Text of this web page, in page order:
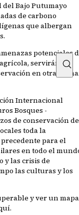
Bajo Putumayo
de carbono
que albergan
potenciales
servirán de
en otras
Internacional
Bosques -
de conservación de
toda la
para el
en todo el
y las crisis de
las culturas y los
y ver un mapa